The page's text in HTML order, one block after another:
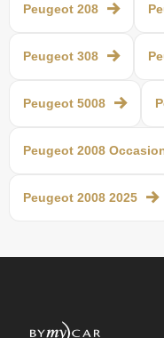
Peugeot 208
Peugeot 308
Peugeot 5008
Peugeot 2008
Peugeot 2008 2025